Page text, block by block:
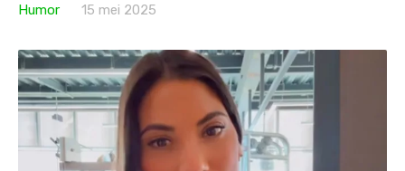
Humor
15 mei 2025